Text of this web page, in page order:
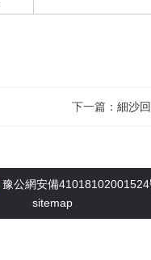
下一篇： 細沙
豫公網安備
sitemap